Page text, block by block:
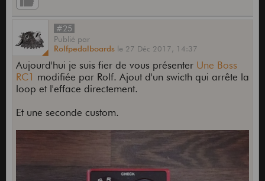
#25
Publié par
Rolfpedalboards le 27 Déc 2017, 14:37
Aujourd'hui je suis fier de vous présenter Une Boss
RC1 modifiée par Rolf. Ajout d'un swicth qui arrête la
loop et l'efface directement.
Et une seconde custom.